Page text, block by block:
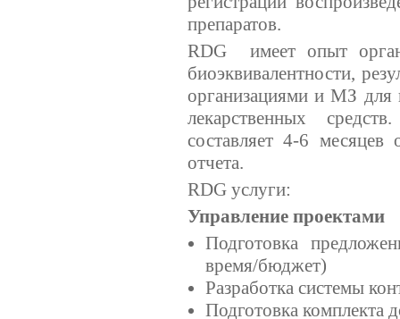
препаратов.
RDG имеет опыт
биоэквивалентности,
организациями и МЗ для
лекарственных
составляет 4-6
отчета.
RDG услуги:
Управление проектами
Подготовка
время/бюджет)
Разработка системы
Подготовка комплекта